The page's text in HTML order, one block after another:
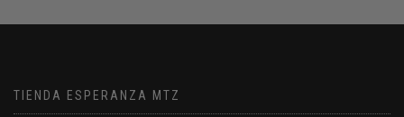
TIENDA ESPERANZA MTZ